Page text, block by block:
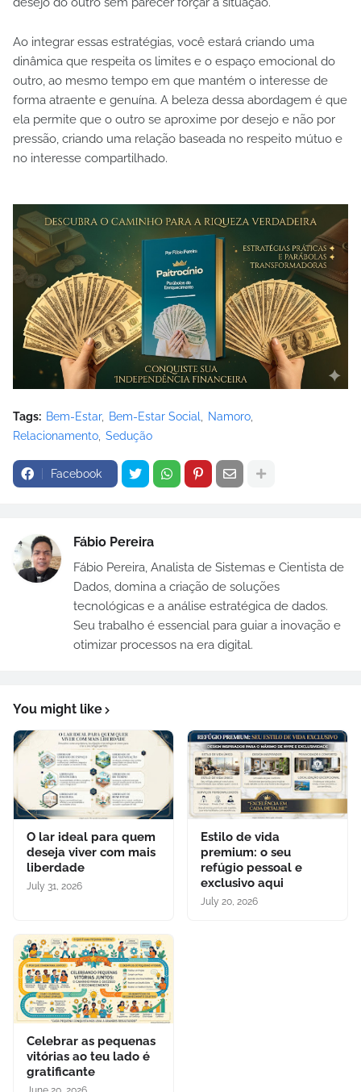
Ao integrar essas estratégias, você estará criando uma
dinâmica que respeita os limites e o espaço emocional do
outro, ao mesmo tempo em que mantém o interesse de
forma atraente e genuína. A beleza dessa abordagem é que
ela permite que o outro se aproxime por desejo e não por
pressão, criando uma relação baseada no respeito mútuo e
no interesse compartilhado.
Tags: Bem-Estar Bem-Estar Social
Namoro
Relacionamento Sedução
Facebook
Fábio Pereira
Fábio Pereira, Analista de Sistemas e Cientista de
Dados, domina a criação de soluções
tecnológicas e a análise estratégica de dados.
Seu trabalho é essencial para guiar a inovação e
otimizar processos na era digital.
You might like
O lar ideal para quem
deseja viver com mais
liberdade
July 31, 2026
Estilo de vida
premium: o seu
refúgio pessoal e
exclusivo aqui
July 20, 2026
Celebrar as pequenas
vitórias ao teu lado é
gratificante